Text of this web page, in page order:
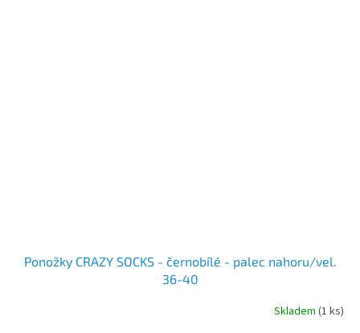
Ponožky CRAZY SOCKS - černobílé - palec nahoru/vel.
36-40
Skladem (1 ks)